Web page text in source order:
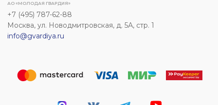
АО «МОЛОДАЯ ГВАРДИЯ»
+7 (495) 787-62-88
Москва, ул. Новодмитровская, д. 5А, стр. 1
info@gvardiya.ru